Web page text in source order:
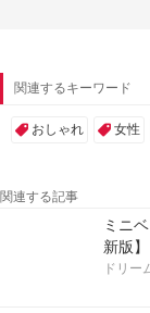
関連するキーワード
おしゃれ 女性
関連する記事
ミニ
新版】
ドリー